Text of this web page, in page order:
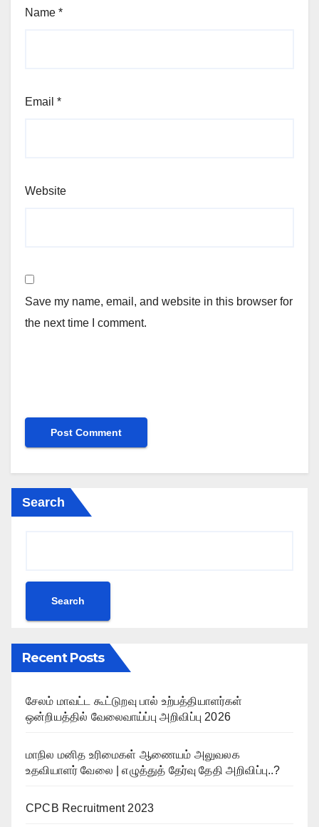
Name *
Email *
Website
Save my name, email, and website in this browser for
the next time I comment.
Search
Search
Recent Posts
சேலம் மாவட்ட கூட்டுறவு பால் உற்பத்தியாளர்கள்
ஒன்றியத்தில் வேலைவாய்ப்பு அறிவிப்பு 2026
மாநில மனித உரிமைகள் ஆணையம் அலுவலக
உதவியாளர் வேலை | எழுத்துத் தேர்வு தேதி அறிவிப்பு..?
CPCB Recruitment 2023